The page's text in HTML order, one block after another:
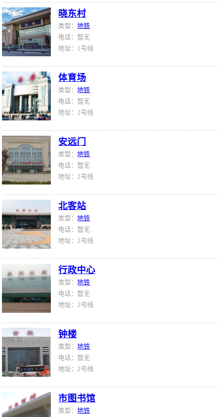
晓东村
类型：地铁
电话：暂无
地址：1号线
体育场
类型：地铁
电话：暂无
地址：2号线
安远门
类型：地铁
电话：暂无
地址：2号线
北客站
类型：地铁
电话：暂无
地址：2号线
行政中心
类型：地铁
电话：暂无
地址：2号线
钟楼
类型：地铁
电话：暂无
地址：2号线
市图书馆
类型：地铁